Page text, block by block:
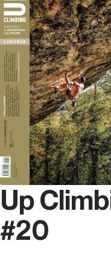
und die Gast-
kann man sich noch
jemals einer
noch nackt in den
dass man höchstens
Und die
Sportklettern, lange
modern gesichert,
spät entdeckt
liegen in der Gegend
Terminal und
die neusten
Hier entwickelen sich
Liguriens und es kann
oder anderen
in für uns unmöglichen
Sprache
Up
#20